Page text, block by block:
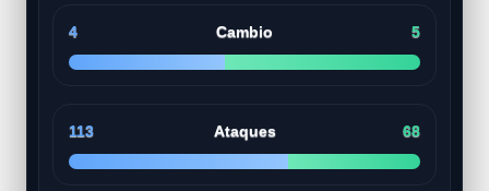
4 Cambio 5
113 Ataques 68